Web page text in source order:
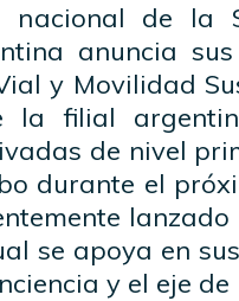
de la
anuncia
y Movilidad
la filial
de nivel
durante el
lanzado
se apoya en
y el eje de